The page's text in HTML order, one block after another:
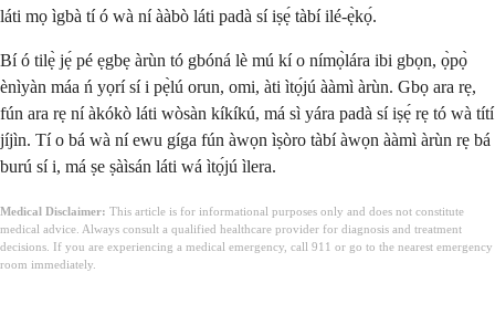
láti mọ ìgbà tí ó wà ní ààbò láti padà sí iṣẹ́ tàbí ilé-ẹ̀kọ́.
Bí ó tilẹ̀ jẹ́ pé ẹgbẹ àrùn tó gbóná lè mú kí o nímọ̀lára ibi gbọn, ọ̀pọ̀
ènìyàn máa ń yọrí sí i pẹ̀lú orun, omi, àti ìtọ́jú ààmì àrùn. Gbọ ara rẹ,
fún ara rẹ ní àkókò láti wòsàn kíkíkú, má sì yára padà sí iṣẹ́ rẹ tó wà títí
jíjìn. Tí o bá wà ní ewu gíga fún àwọn ìṣòro tàbí àwọn ààmì àrùn rẹ bá
burú sí i, má ṣe ṣàìsán láti wá ìtọ́jú ìlera.
Medical Disclaimer: This article is for informational purposes only and does not constitute
medical advice. Always consult a qualified healthcare provider for diagnosis and treatment
decisions. If you are experiencing a medical emergency, call 911 or go to the nearest emergency
room immediately.